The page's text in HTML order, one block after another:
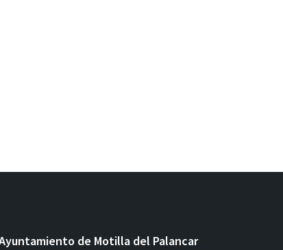
de Motilla del Palancar